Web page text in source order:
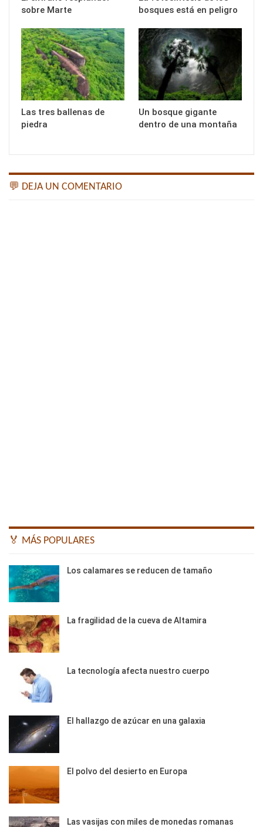
sobre Marte
bosques está en peligro
Las tres ballenas de
piedra
Un bosque gigante
dentro de una montaña
💬 DEJA UN COMENTARIO
🏅 MÁS POPULARES
Los calamares se reducen de tamaño
La fragilidad de la cueva de Altamira
La tecnología afecta nuestro cuerpo
El hallazgo de azúcar en una galaxia
El polvo del desierto en Europa
Las vasijas con miles de monedas romanas